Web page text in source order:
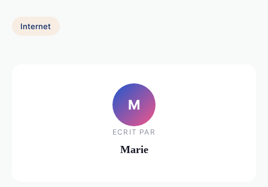
Internet
M
ECRIT PAR
Marie